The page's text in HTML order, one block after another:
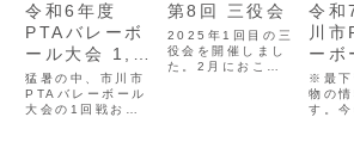
令和6年度
PTAバレーボ
ール大会 1,2
回戦
猛暑の中、市川市
PTAバレーボール
大会の1回戦およ
第8回 三役会
2025年1回目の三
役会を開催しまし
た。2月におこな
令和
川市
ーボ
開幕
※最下
物の
す。